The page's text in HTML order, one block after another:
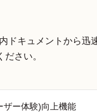
ドキュメントから
さい。
ザー体験)向上機能